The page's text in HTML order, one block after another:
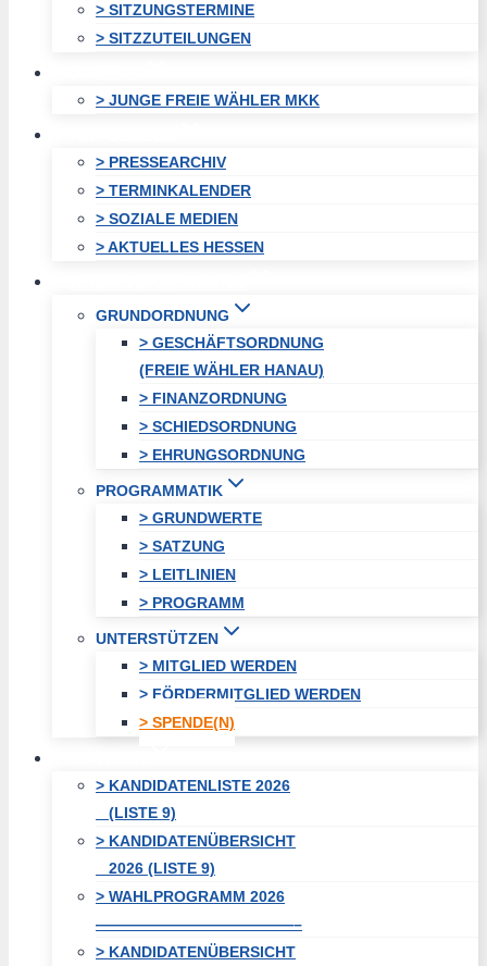
> SITZUNGSTERMINE
> SITZZUTEILUNGEN
> JUNGE FREIE WÄHLER MKK
> PRESSEARCHIV
> TERMINKALENDER
> SOZIALE MEDIEN
> AKTUELLES HESSEN
GRUNDORDNUNG
> GESCHÄFTSORDNUNG
(FREIE WÄHLER HANAU)
> FINANZORDNUNG
> SCHIEDSORDNUNG
> EHRUNGSORDNUNG
PROGRAMMATIK
> GRUNDWERTE
> SATZUNG
> LEITLINIEN
> PROGRAMM
UNTERSTÜTZEN
> MITGLIED WERDEN
> FÖRDERMITGLIED WERDEN
> SPENDE(N)
> KANDIDATENLISTE 2026
(LISTE 9)
> KANDIDATENÜBERSICHT
2026 (LISTE 9)
> WAHLPROGRAMM 2026
—————————————–
> KANDIDATENÜBERSICHT